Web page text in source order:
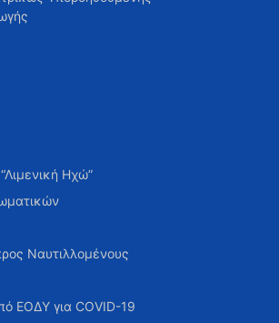
Ηχώ”
Ναυτιλλομένους
ΕΟΔΥ για COVID-19